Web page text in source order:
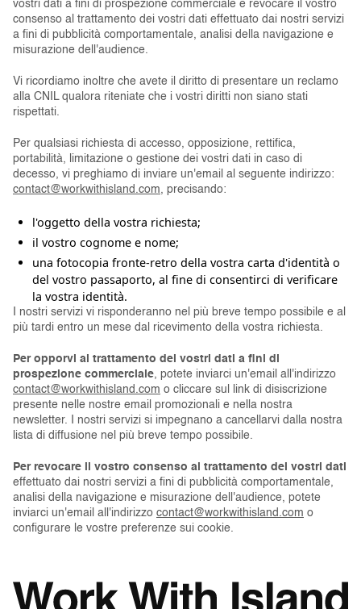
vostri dati a fini di prospezione commerciale e revocare il vostro
consenso al trattamento dei vostri dati effettuato dai nostri servizi
a fini di pubblicità comportamentale, analisi della navigazione e
misurazione dell'audience.
Vi ricordiamo inoltre che avete il diritto di presentare un reclamo
alla CNIL qualora riteniate che i vostri diritti non siano stati
rispettati.
Per qualsiasi richiesta di accesso, opposizione, rettifica,
portabilità, limitazione o gestione dei vostri dati in caso di
decesso, vi preghiamo di inviare un'email al seguente indirizzo:
contact@workwithisland.com, precisando:
l'oggetto della vostra richiesta;
il vostro cognome e nome;
una fotocopia fronte-retro della vostra carta d'identità o
del vostro passaporto, al fine di consentirci di verificare
la vostra identità.
I nostri servizi vi risponderanno nel più breve tempo possibile e al
più tardi entro un mese dal ricevimento della vostra richiesta.
Per opporvi al trattamento dei vostri dati a fini di
prospezione commerciale, potete inviarci un'email all'indirizzo
contact@workwithisland.com o cliccare sul link di disiscrizione
presente nelle nostre email promozionali e nella nostra
newsletter. I nostri servizi si impegnano a cancellarvi dalla nostra
lista di diffusione nel più breve tempo possibile.
Per revocare il vostro consenso al trattamento dei vostri dati
effettuato dai nostri servizi a fini di pubblicità comportamentale,
analisi della navigazione e misurazione dell'audience, potete
inviarci un'email all'indirizzo contact@workwithisland.com o
configurare le vostre preferenze sui cookie.